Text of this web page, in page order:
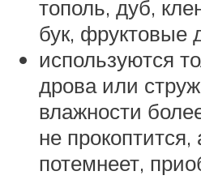
тополь, дуб,
бук, фруктовые
используются
дрова или
влажности
не прокоптится,
потемнеет,